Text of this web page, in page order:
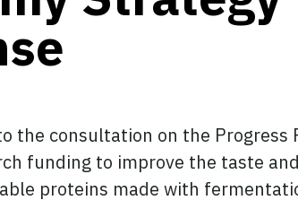
the consultation on the Progress
funding to improve the taste
proteins made with